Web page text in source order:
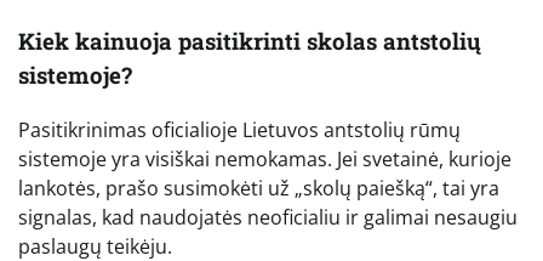
Kiek kainuoja pasitikrinti skolas antstolių
sistemoje?
Pasitikrinimas oficialioje Lietuvos antstolių rūmų
sistemoje yra visiškai nemokamas. Jei svetainė, kurioje
lankotės, prašo susimokėti už „skolų paiešką“, tai yra
signalas, kad naudojatės neoficialiu ir galimai nesaugiu
paslaugų teikėju.